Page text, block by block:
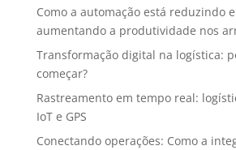
Como a automação está reduzindo
aumentando a produtividade nos
Transformação digital na logística:
começar?
Rastreamento em tempo real:
IoT e GPS
Conectando operações: Como a